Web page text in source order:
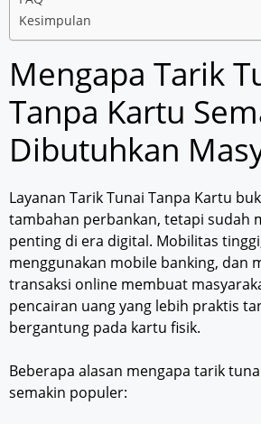
Kesimpulan
Mengapa Tarik
Tanpa Kartu
Dibutuhkan
Layanan Tarik Tunai Tanpa Kartu
tambahan perbankan, tetapi sudah
penting di era digital. Mobilitas
menggunakan mobile banking, dan
transaksi online membuat
pencairan uang yang lebih praktis
bergantung pada kartu fisik.
Beberapa alasan mengapa tarik
semakin populer: